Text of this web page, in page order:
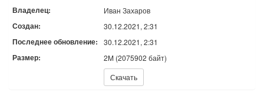
Владелец: Иван Захаров
Создан: 30.12.2021, 2:31
Последнее обновление: 30.12.2021, 2:31
Размер: 2M (2075902 байт)
Скачать